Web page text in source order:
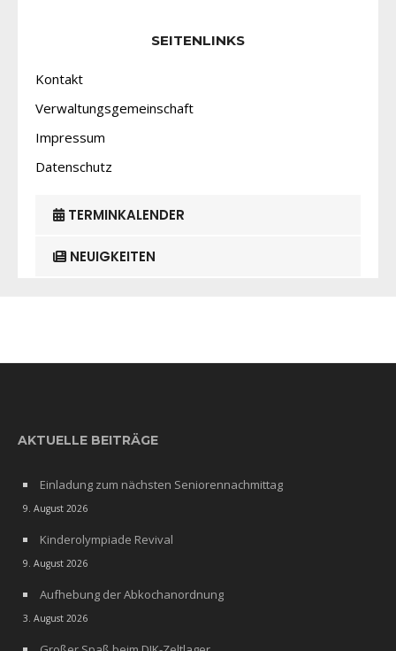
SEITENLINKS
Kontakt
Verwaltungsgemeinschaft
Impressum
Datenschutz
TERMINKALENDER
NEUIGKEITEN
AKTUELLE BEITRÄGE
Einladung zum nächsten Seniorennachmittag
9. August 2026
Kinderolympiade Revival
9. August 2026
Aufhebung der Abkochanordnung
3. August 2026